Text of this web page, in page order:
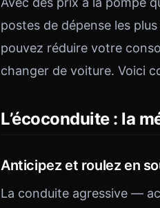
postes de dépense les
pouvez réduire votre
changer de voiture. Voici
L’écoconduite : la
Anticipez et roulez en
La conduite agressive —